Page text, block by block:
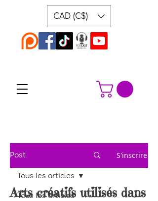
CAD (C$)
Post S'inscrire
Tous les articles
Tous les articles
Arts créatifs utilisés dans